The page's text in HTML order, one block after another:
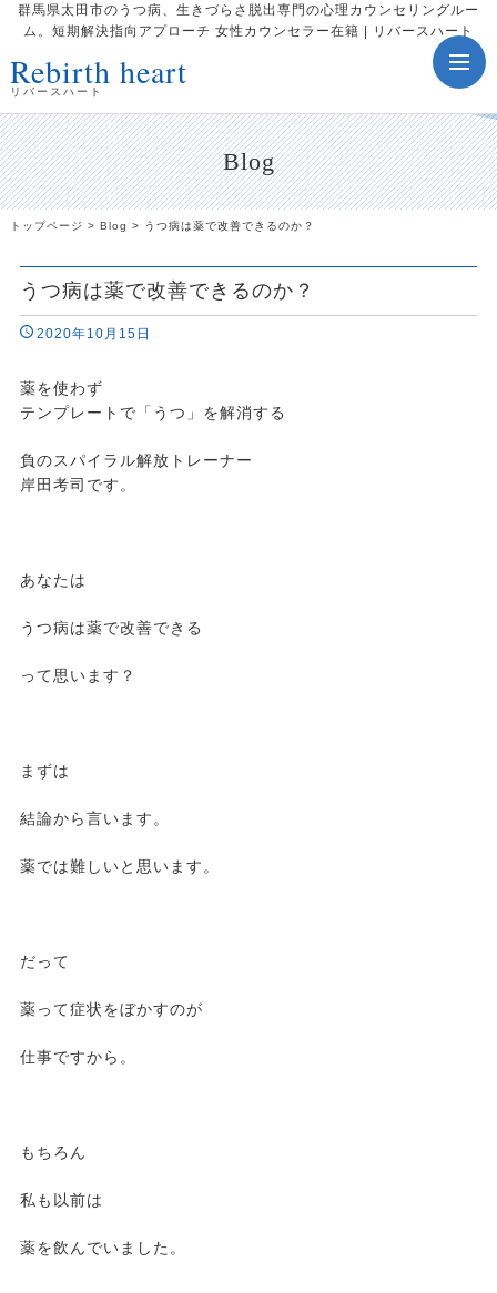
群馬県太田市のうつ病、生きづらさ脱出専門の心理カウンセリングルー
ム。短期解決指向アプローチ 女性カウンセラー在籍 | リバースハート
Rebirth heart
リバースハート
Blog
トップページ > Blog > うつ病は薬で改善できるのか？
うつ病は薬で改善できるのか？
2020年10月15日
薬を使わず
テンプレートで「うつ」を解消する
負のスパイラル解放トレーナー
岸田考司です。
あなたは
うつ病は薬で改善できる
って思います？
まずは
結論から言います。
薬では難しいと思います。
だって
薬って症状をぼかすのが
仕事ですから。
もちろん
私も以前は
薬を飲んでいました。
toggle